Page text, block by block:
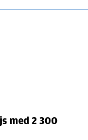
med 2 300